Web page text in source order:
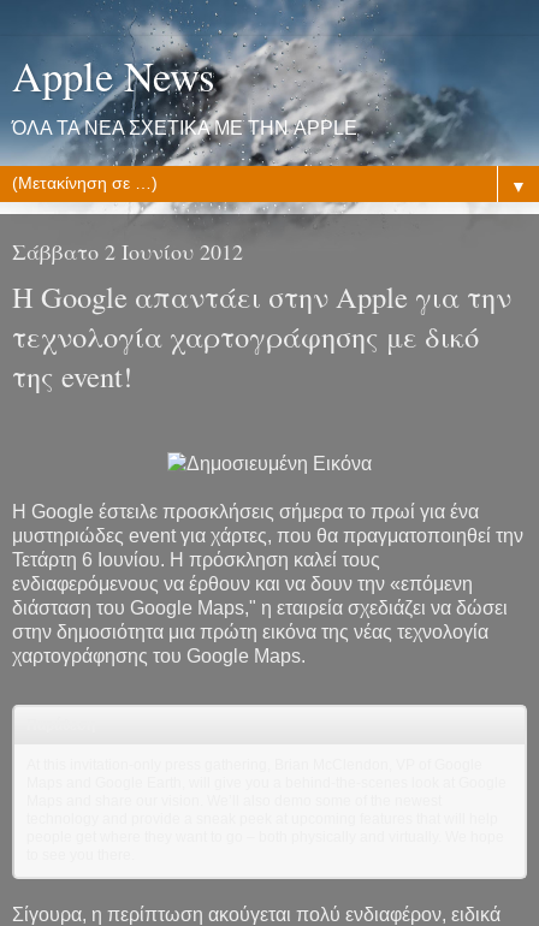
Apple News
ΌΛΑ ΤΑ ΝΕΑ ΣΧΕΤΙΚΑ ΜΕ ΤΗΝ APPLE
▼
Σάββατο 2 Ιουνίου 2012
Η Google απαντάει στην Αpple για την
τεχνολογία χαρτογράφησης με δικό
της event!
H Google έστειλε προσκλήσεις σήμερα το πρωί για ένα
μυστηριώδες event για χάρτες, που θα πραγματοποιηθεί την
Τετάρτη 6 Ιουνίου. Η πρόσκληση καλεί τους
ενδιαφερόμενους να έρθουν και να δουν την «επόμενη
διάσταση του Google Maps," η εταιρεία σχεδιάζει να δώσει
στην δημοσιότητα μια πρώτη εικόνα της νέας τεχνολογία
χαρτογράφησης του Google Maps.
Σίγουρα, η περίπτωση ακούγεται πολύ ενδιαφέρον, ειδικά